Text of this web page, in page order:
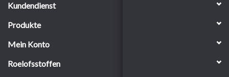
Kundendienst
Produkte
Mein Konto
Roelofsstoffen